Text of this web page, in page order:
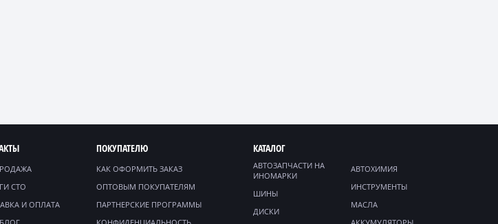
СТО
И ОПЛАТА
ПОКУПАТЕЛЮ
КАК ОФОРМИТЬ ЗАКАЗ
ОПТОВЫМ ПОКУПАТЕЛЯМ
ПАРТНЕРСКИЕ ПРОГРАММЫ
КАТАЛОГ
АВТОЗАПЧАСТИ НА
ИНОМАРКИ
ШИНЫ
ДИСКИ
АВТОХИМИЯ
ИНСТРУМЕНТЫ
МАСЛА